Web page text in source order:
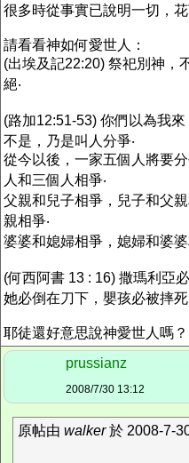
很多時從事實已說明一切，
請看看神如何愛世人：
(出埃及記22:20) 祭祀別神，
絕‧
(路加12:51-53) 你們以為我來
不是，乃是叫人分爭‧
從今以後，一家五個人將要
人和三個人相爭‧
父親和兒子相爭，兒子和父
親相爭‧
婆婆和媳婦相爭，媳婦和婆婆
(何西阿書 13 : 16) 撒瑪利亞
她必倒在刀下，嬰孩必被摔死
耶徒還好意思說神愛世人嗎？
prussianz
2008/7/30 13:12
原帖由 walker於 2008-7-